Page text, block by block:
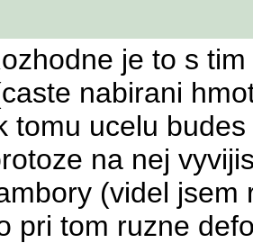
je to s
nabirani
tomu ucelu
na nej
(videl jsem
pri tom ruzne